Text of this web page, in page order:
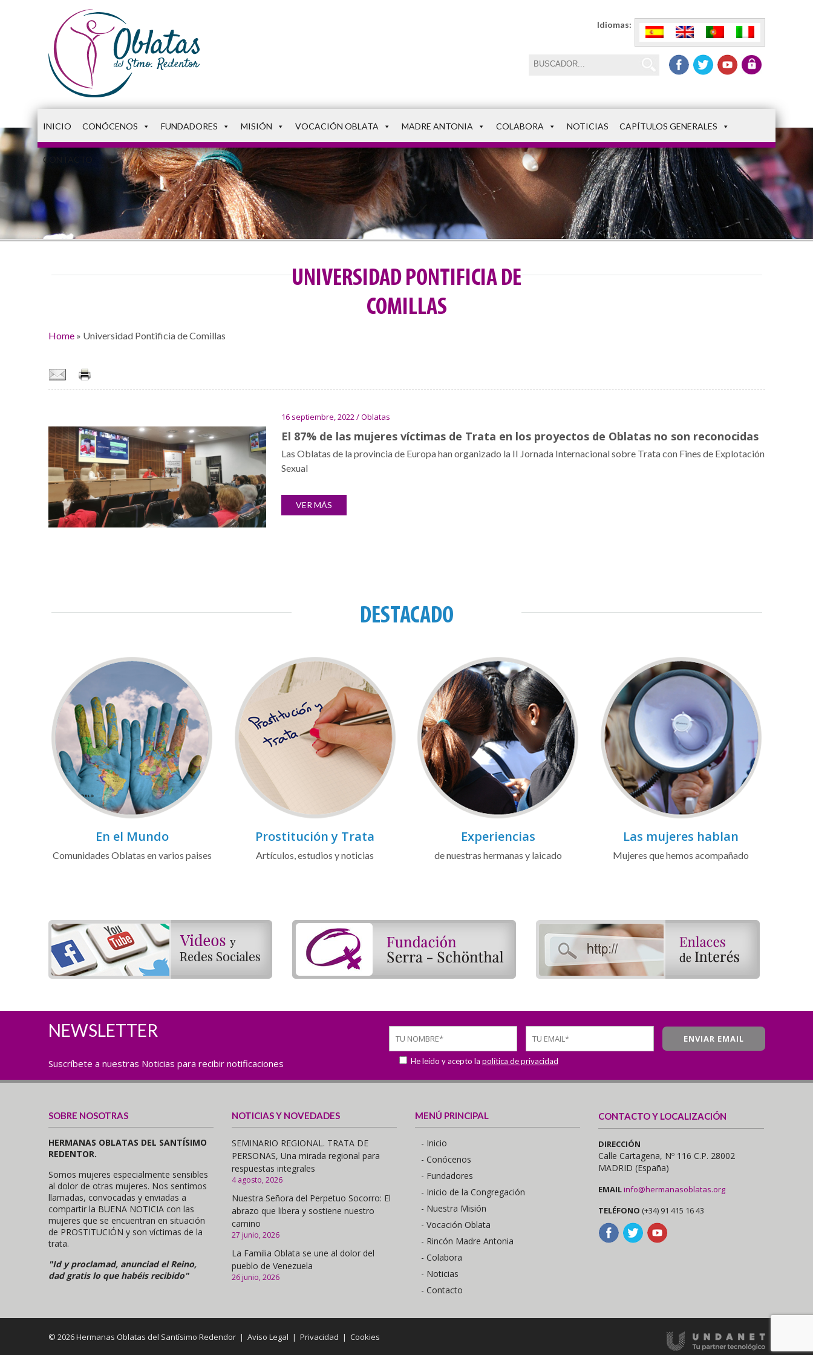
Idiomas:
INICIO CONÓCENOS FUNDADORES MISIÓN VOCACIÓN OBLATA MADRE ANTONIA COLABORA NOTICIAS CAPÍTULOS GENERALES
CONTACTO
UNIVERSIDAD PONTIFICIA DE
COMILLAS
Home» Universidad Pontificia de Comillas
16 septiembre, 2022 / Oblatas
El 87% de las mujeres víctimas de Trata en los proyectos de Oblatas no son reconocidas
Las Oblatas de la provincia de Europa han organizado la II Jornada Internacional sobre Trata con Fines de Explotación
Sexual
VER MÁS
DESTACADO
En el Mundo
Comunidades Oblatas en varios paises
Prostitución y Trata
Artículos, estudios y noticias
Experiencias
de nuestras hermanas y laicado
Las mujeres hablan
Mujeres que hemos acompañado
NEWSLETTER
Suscríbete a nuestras Noticias para recibir notificaciones He leído y acepto la política de privacidad
SOBRE NOSOTRAS
HERMANAS OBLATAS DEL SANTÍSIMO
REDENTOR.
Somos mujeres especialmente sensibles
al dolor de otras mujeres. Nos sentimos
llamadas, convocadas y enviadas a
compartir la BUENA NOTICIA con las
mujeres que se encuentran en situación
de PROSTITUCIÓN y son víctimas de la
trata.
"Id y proclamad, anunciad el Reino,
dad gratis lo que habéis recibido"
NOTICIAS Y NOVEDADES
SEMINARIO REGIONAL. TRATA DE
PERSONAS, Una mirada regional para
respuestas integrales
4 agosto, 2026
Nuestra Señora del Perpetuo Socorro: El
abrazo que libera y sostiene nuestro
camino
27 junio, 2026
La Familia Oblata se une al dolor del
pueblo de Venezuela
26 junio, 2026
MENÚ PRINCIPAL
- Inicio
- Conócenos
- Fundadores
- Inicio de la Congregación
- Nuestra Misión
- Vocación Oblata
- Rincón Madre Antonia
- Colabora
- Noticias
- Contacto
CONTACTO Y LOCALIZACIÓN
DIRECCIÓN
Calle Cartagena, Nº 116 C.P. 28002
MADRID (España)
EMAILinfo@hermanasoblatas.org
TELÉFONO (+34) 91 415 16 43
© 2026 Hermanas Oblatas del Santísimo Redendor | Aviso Legal | Privacidad | Cookies